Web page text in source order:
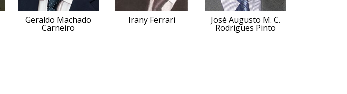
Geraldo Machado
Carneiro
Irany Ferrari José Augusto M. C.
Rodrigues Pinto